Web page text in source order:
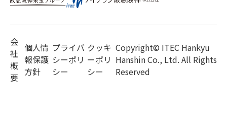
会
社
概
要
個人情
報保護
方針
プライバ
シーポリ
シー
クッキ
ーポリ
シー
Copyright© ITEC Hankyu
Hanshin Co., Ltd. All Rights
Reserved